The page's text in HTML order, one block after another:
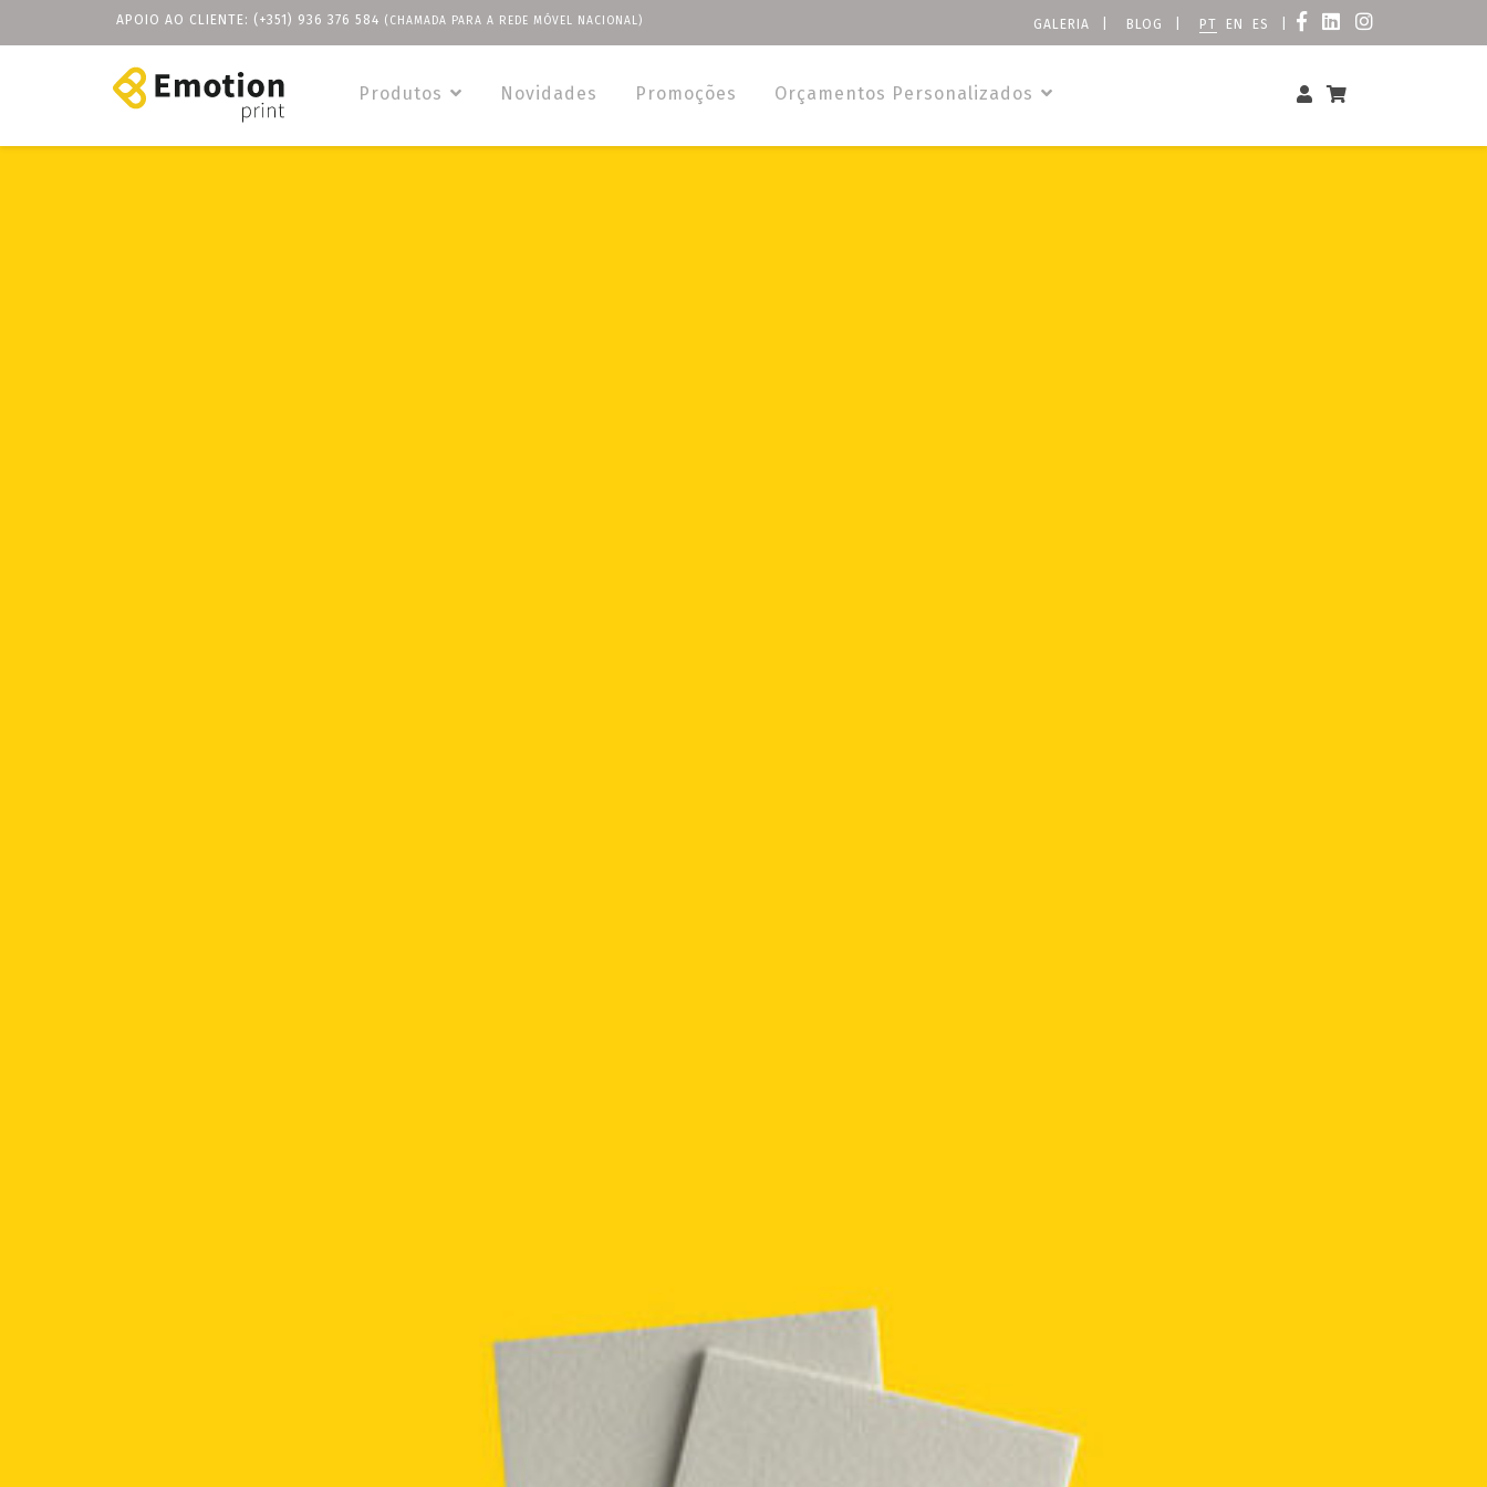
APOIO AO CLIENTE: (+351) 936 376 584 (CHAMADA PARA A REDE MÓVEL NACIONAL) GALERIA BLOG PT EN ES
Produtos Novidades Promoções Orçamentos Personalizados